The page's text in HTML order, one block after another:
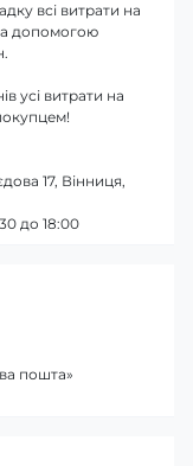
всі витрати на
допомогою
усі витрати на
17, Вінниця,
до 18:00
пошта»